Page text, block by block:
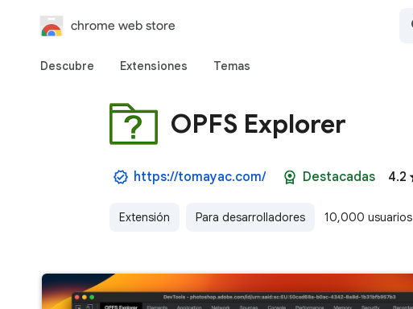
chrome web store
Descubre Extensiones Temas
OPFS Explorer
https://tomayac.com/ Destacadas 4.2
Extensión Para desarrolladores 10,000 usuarios